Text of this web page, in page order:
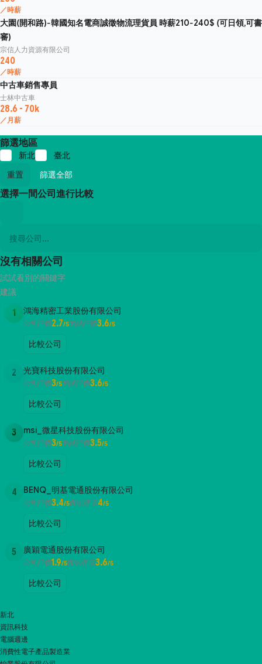
／時薪
大園(開和路)-韓國知名電商誠徵物流理貨員 時薪210-240$ (可日領,可書
審)
宗信人力資源有限公司
240
／時薪
中古車銷售專員
士林中古車
28.6 - 70k
／月薪
篩選地區
新北
臺北
重置
篩選全部
選擇一間公司進行比較
沒有相關公司
試試看別的關鍵字
建議
1 鴻海精密工業股份有限公司
公司評價2.7/5面試評價3.6/5
比較公司
2 光寶科技股份有限公司
公司評價3/5面試評價3.6/5
比較公司
3 msi_微星科技股份有限公司
公司評價3/5面試評價3.5/5
比較公司
4 BENQ_明基電通股份有限公司
公司評價3.4/5面試評價4/5
比較公司
5 廣穎電通股份有限公司
公司評價1.9/5面試評價3.6/5
比較公司
新北
資訊科技
電腦週邊
消費性電子產品製造業